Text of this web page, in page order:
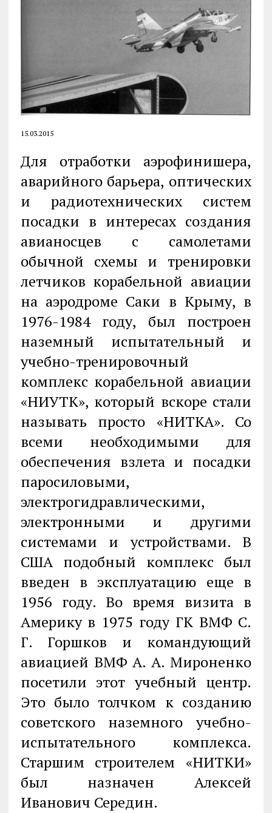
15.03.2015
Для отработки аэрофинишера,
аварийного барьера, оптических
и радиотехнических систем
посадки в интересах создания
авианосцев с самолетами
обычной схемы и тренировки
летчиков корабельной авиации
на аэродроме Саки в Крыму, в
1976-1984 году, был построен
наземный испытательный и
учебно-тренировочный
комплекс корабельной авиации
«НИУТК», который вскоре стали
называть просто «НИТКА». Со
всеми необходимыми для
обеспечения взлета и посадки
паросиловыми,
электрогидравлическими,
электронными и другими
системами и устройствами. В
США подобный комплекс был
введен в эксплуатацию еще в
1956 году. Во время визита в
Америку в 1975 году ГК ВМФ С.
Г. Горшков и командующий
авиацией ВМФ А. А. Мироненко
посетили этот учебный центр.
Это было толчком к созданию
советского наземного учебно-
испытательного комплекса.
Старшим строителем «НИТКИ»
был назначен Алексей
Иванович Середин.